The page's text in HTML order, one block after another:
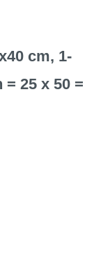
cm, 1-
25 x 50 =